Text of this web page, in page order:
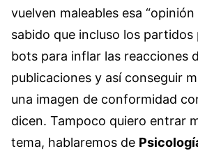
vuelven maleables esa “opinión
sabido que incluso los
bots para inflar las reacciones
publicaciones y así conseguir
una imagen de conformidad
dicen. Tampoco quiero entrar
tema, hablaremos de